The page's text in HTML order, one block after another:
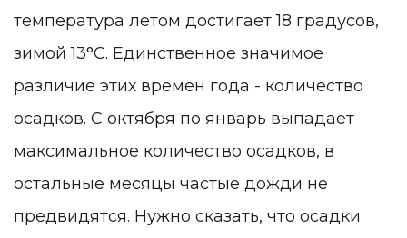
температура летом достигает 18 градусов,
зимой 13°C. Единственное значимое
различие этих времен года - количество
осадков. С октября по январь выпадает
максимальное количество осадков, в
остальные месяцы частые дожди не
предвидятся. Нужно сказать, что осадки